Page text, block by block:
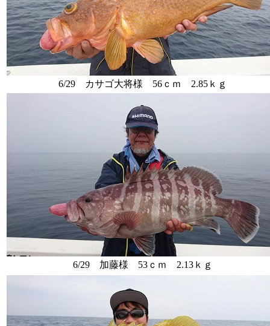
6/29 カサゴ大将様 56ｃｍ 2.85ｋｇ
6/29 加藤様 53ｃｍ 2.13ｋｇ